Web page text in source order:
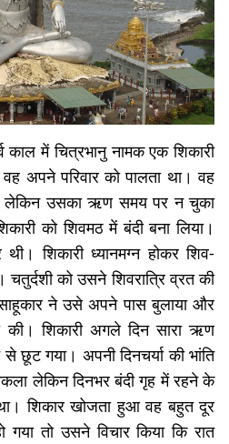
काल में चित्रभानु नामक एक शिकारी
अपने परिवार को पालता था। वह
लेकिन उसका ऋण समय पर न चुका
को शिवमठ में बंदी बना लिया।
शिकारी ध्यानमग्न होकर शिव-
चतुर्दशी को उसने शिवरात्रि व्रत की
ने उसे अपने पास बुलाया और
शिकारी अगले दिन सारा ऋण
छूट गया। अपनी दिनचर्या की भांति
लेकिन दिनभर बंदी गृह में रहने के
शिकार खोजता हुआ वह बहुत दूर
तो उसने विचार किया कि रात